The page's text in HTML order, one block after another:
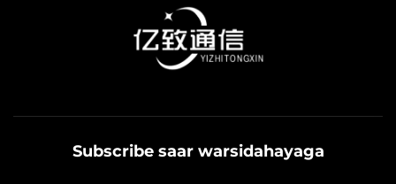
Subscribe saar warsidahayaga